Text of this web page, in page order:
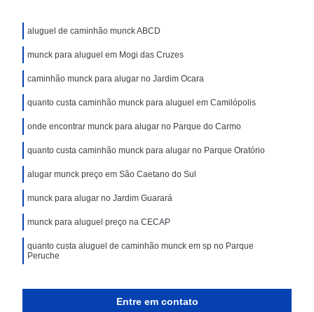
aluguel de caminhão munck ABCD
munck para aluguel em Mogi das Cruzes
caminhão munck para alugar no Jardim Ocara
quanto custa caminhão munck para aluguel em Camilópolis
onde encontrar munck para alugar no Parque do Carmo
quanto custa caminhão munck para alugar no Parque Oratório
alugar munck preço em São Caetano do Sul
munck para alugar no Jardim Guarará
munck para aluguel preço na CECAP
quanto custa aluguel de caminhão munck em sp no Parque
Peruche
Entre em contato